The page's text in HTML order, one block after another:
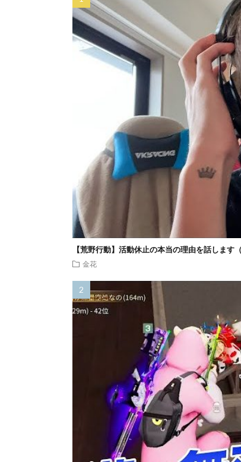
【荒野行動】活動休止の本当の理由を話します
金花